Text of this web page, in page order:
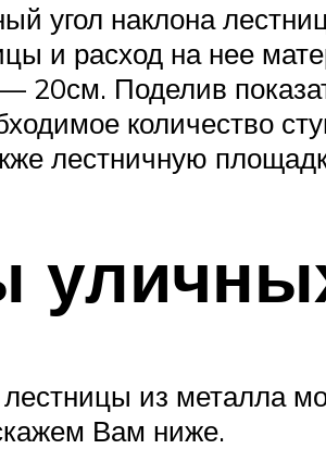
угол наклона
и расход на нее
20см. Поделив
количество
лестничную
из металла
Вам ниже.